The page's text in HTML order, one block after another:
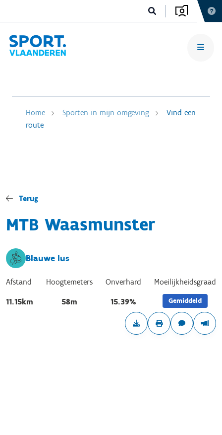
Home Sporten in mijn omgeving
Vind een
route
Terug
MTB Waasmunster
Blauwe lus
Afstand
11.15km
Hoogtemeters
58m
Onverhard
15.39%
Moeilijkheidsgraad
Gemiddeld